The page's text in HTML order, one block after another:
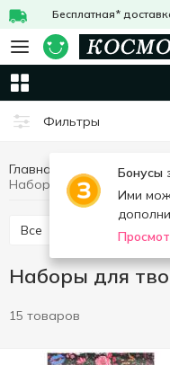
Бесплатная*
Фильтры
Бонусы
Ими
Главная Товары для
Наборы для творчества
Все Детские
Наборы для
15 товаров